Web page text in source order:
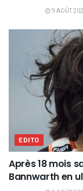
9 AOÛT
EDITO
Après 18 mois
Bannwarth en